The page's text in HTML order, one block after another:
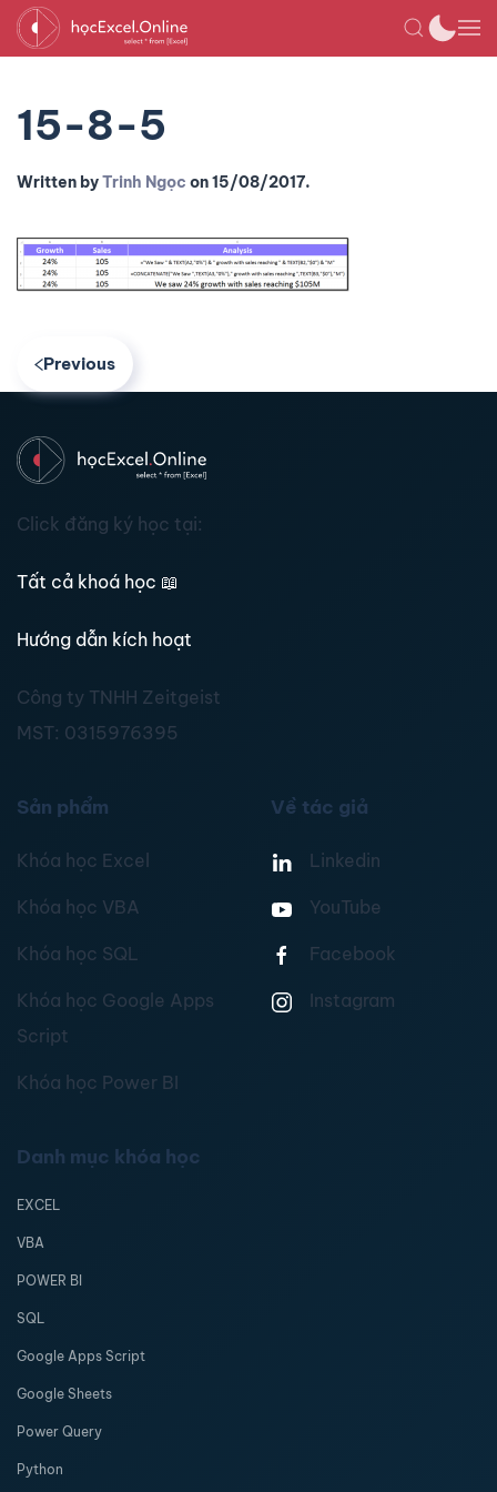
15-8-5
Written byTrinh Ngọc on15/08/2017.
Previous
Click đăng ký học tại:
Tất cả khoá học 📖
Hướng dẫn kích hoạt
Công ty TNHH Zeitgeist
MST: 0315976395
Sản phẩm
Khóa học Excel
Khóa học VBA
Khóa học SQL
Khóa học Google Apps
Script
Khóa học Power BI
Về tác giả
Linkedin
YouTube
Facebook
Instagram
Danh mục khóa học
EXCEL
VBA
POWER BI
SQL
Google Apps Script
Google Sheets
Power Query
Python